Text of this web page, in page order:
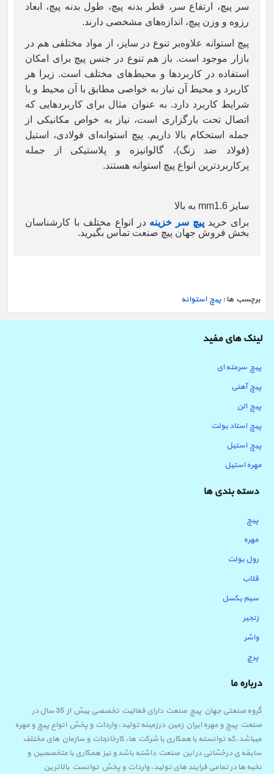
سر پیچ، ارتفاع سر، قطر بدنه پیچ، طول بدنه پیچ، ابعاد
رزوه و وزن پیچ، اندازه‌های مشخصی دارند.
پیچ استوانه علاوه‌بر تنوع در سایز، از مواد مختلفی هم در
بازار موجود است. باز هم تنوع در جنس پیچ برای امکان
استفاده در کاربردها و محیط‌های مختلف است. زیرا هر
کاربرد و محیط آن نیاز به خواصی مطابق با آن محیط و یا
شرایط کاربرد دارد. به عنوان مثال برای کاربردهایی که
اتصال تحت بارگزاری است، نیاز به خواص مکانیکی از
جمله استحکام بالا داریم. پیچ استوانه‌ای فولادی، استیل
(فولاد ضد زنگ)، گالوانیزه و پلاستیکی از جمله
پرکاربردترین انواع پیچ استوانه هستند.
سایز 1.6
mm به بالا
برای خرید پیچ سر خزینه در انواع مختلف با کارشناسان
بخش فروش جهان پیچ صنعت تماس بگیرید.
برچسب ها : پیچ استوانه
لینک های مفید
پیچ سرمته ای
پیچ آهنی
پیچ الن
پیچ استاد بولت
پیچ استیل
مهره استیل
دسته بندی ها
پیچ
مهره
رول بولت
قلاب
سیم بکسل
زنجیر
واشر
پرچ
درباره ما
گروه صنعتی جهان پیچ صنعت دارای فعالیت تخصصی بیش از 35 سال در
صنعت پیچ و مهره ایران زمین درزمینه تولید، واردات و پخش انواع پیچ و مهره
میباشد.که توانسته با همکاری با شرکت ها، کارخانجات و سازمان های مختلف
سابقه ی درخشانی در این صنعت داشته باشد و نیز همکاری با متخصصین و
نخبه ها در تمامی فرایند های تولید، واردات و پخش توانست بالاترین